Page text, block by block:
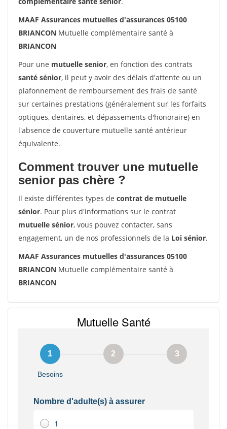
MAAF Assurances mutuelles d'assurances 05100
BRIANCON Mutuelle complémentaire santé à
BRIANCON
Pour une mutuelle senior, en fonction des contrats
santé sénior, il peut y avoir des délais d'attente ou un
plafonnement de remboursement des frais de santé
sur certaines prestations (généralement sur les forfaits
optiques, dentaires, et dépassements d'honoraire) en
l'absence de couverture mutuelle santé antérieur
équivalente.
Comment trouver une mutuelle
senior pas chère ?
Il existe différentes types de contrat de mutuelle
sénior. Pour plus d'informations sur le contrat
mutuelle sénior, vous pouvez contacter, sans
engagement, un de nos professionnels de la Loi sénior.
MAAF Assurances mutuelles d'assurances 05100
BRIANCON Mutuelle complémentaire santé à
BRIANCON